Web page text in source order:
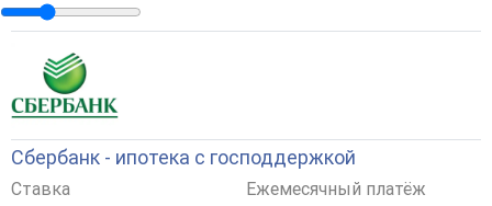
Сбербанк - ипотека с господдержкой
Ставка
Ежемесячный платёж